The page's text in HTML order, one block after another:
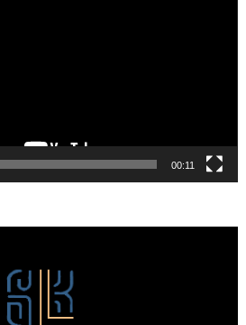
00:11